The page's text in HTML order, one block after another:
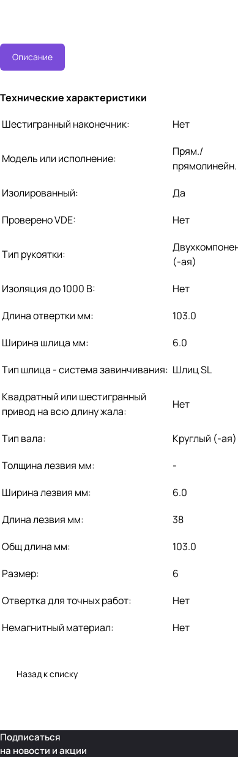
Описание
Технические характеристики
Шестигранный наконечник:
Нет
Модель или исполнение:
Прям./
прямолинейн.
Изолированный:
Да
Проверено VDE:
Нет
Тип рукоятки:
(-ая)
Изоляция до 1000 В:
Нет
Длина отвертки мм:
103.0
Ширина шлица мм:
6.0
Тип шлица - система завинчивания: Шлиц SL
Квадратный или шестигранный
привод на всю длину жала:
Нет
Тип вала:
Круглый (-ая)
Толщина лезвия мм:
-
Ширина лезвия мм:
6.0
Длина лезвия мм:
38
Общ длина мм:
103.0
Размер:
6
Отвертка для точных работ:
Нет
Немагнитный материал:
Нет
Назад к списку
Подписаться
на новости и акции